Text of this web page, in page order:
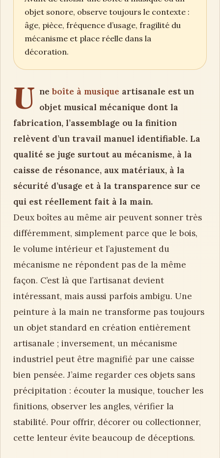
objet sonore, observe toujours le contexte :
âge, pièce, fréquence d’usage, fragilité du
mécanisme et place réelle dans la
décoration.
U neboîte à musique artisanale est un
objet musical mécanique dont la
fabrication, l’assemblage ou la finition
relèvent d’un travail manuel identifiable. La
qualité se juge surtout au mécanisme, à la
caisse de résonance, aux matériaux, à la
sécurité d’usage et à la transparence sur ce
qui est réellement fait à la main.
Deux boîtes au même air peuvent sonner très
différemment, simplement parce que le bois,
le volume intérieur et l’ajustement du
mécanisme ne répondent pas de la même
façon. C’est là que l’artisanat devient
intéressant, mais aussi parfois ambigu. Une
peinture à la main ne transforme pas toujours
un objet standard en création entièrement
artisanale ; inversement, un mécanisme
industriel peut être magnifié par une caisse
bien pensée. J’aime regarder ces objets sans
précipitation : écouter la musique, toucher les
finitions, observer les angles, vérifier la
stabilité. Pour offrir, décorer ou collectionner,
cette lenteur évite beaucoup de déceptions.